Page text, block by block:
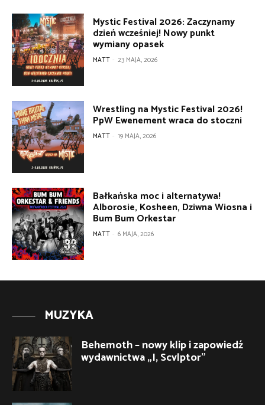
Mystic Festival 2026: Zaczynamy
dzień wcześniej! Nowy punkt
wymiany opasek
MATT - 23 MAJA, 2026
Wrestling na Mystic Festival 2026!
PpW Ewenement wraca do stoczni
MATT - 19 MAJA, 2026
Bałkańska moc i alternatywa!
Alborosie, Kosheen, Dziwna Wiosna i
Bum Bum Orkestar
MATT - 6 MAJA, 2026
MUZYKA
Behemoth – nowy klip i zapowiedź
wydawnictwa „I, Scvlptor”